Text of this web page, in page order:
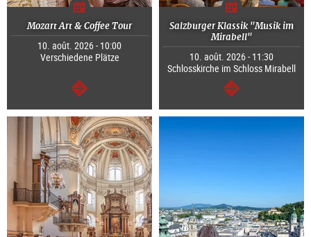
Mozart Art & Coffee Tour
10. août. 2026 - 10:00
Verschiedene Plätze
Continuer
Salzburger Klassik "Musik im
Mirabell"
10. août. 2026 - 11:30
Schlosskirche im Schloss Mirabell
Continuer